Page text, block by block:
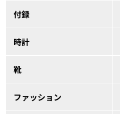
付録
時計
靴
ファッション